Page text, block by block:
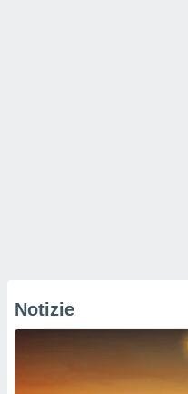
Notizie